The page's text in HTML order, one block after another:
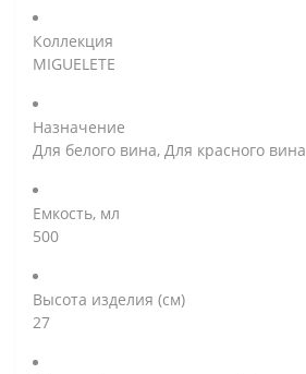
Коллекция
MIGUELETE
Назначение
Для белого вина, Для красного вина
Емкость, мл
500
Высота изделия (см)
27